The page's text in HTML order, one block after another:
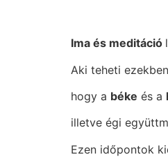
Ima és meditáció
Aki teheti
hogy a béke és a
illetve égi
Ezen időpontok